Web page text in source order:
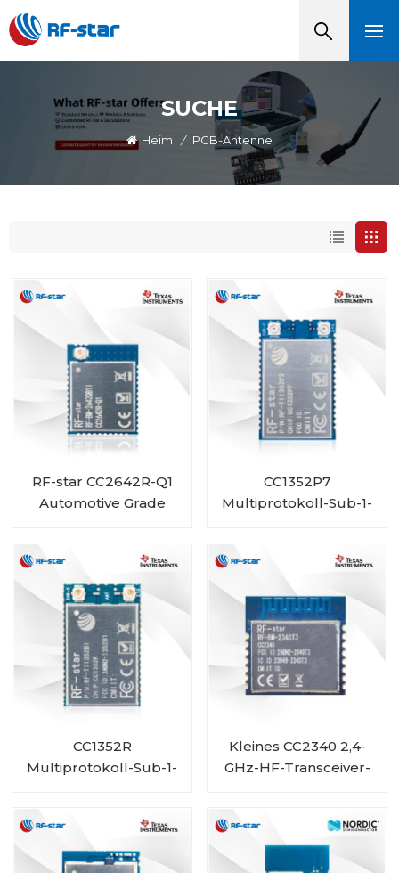
SUCHE
Heim / PCB-Antenne
RF-star CC2642R-Q1
Automotive Grade
Fahrzeuge
CC1352P7
Multiprotokoll-Sub-1-
CC1352R
Multiprotokoll-Sub-1-
Kleines CC2340 2,4-
GHz-HF-Transceiver-